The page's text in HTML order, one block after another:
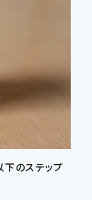
のステップ